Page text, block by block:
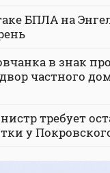
БПЛА на
в знак
частного
требует
у